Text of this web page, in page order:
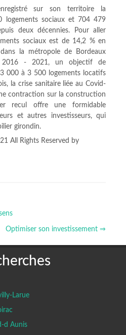
sur son territoire la
logements sociaux et 704 479
deux décennies. Pour aller
sociaux est de 14,2 % en
la métropole de Bordeaux
2016 - 2021, un objectif de
000 à 3 500 logements locatifs
la crise sanitaire liée au Covid-
contraction sur la construction
recul offre une formidable
et autres investisseurs, qui
girondin.
All Rights Reserved by
Optimiser son investissement ⇒
Larue
d Aunis